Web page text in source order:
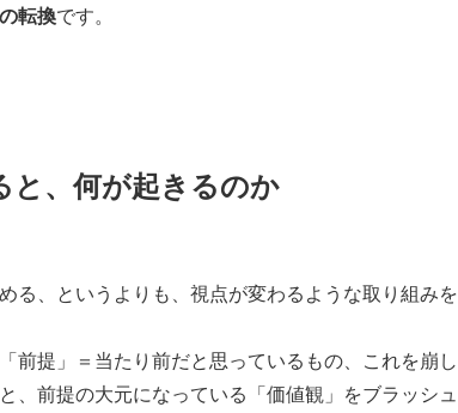
転換です。
と、何が起きるのか
る、というよりも、視点が変わるような取り組み
前提」＝当たり前だと思っているもの、これを崩
、前提の大元になっている「価値観」をブラッシ